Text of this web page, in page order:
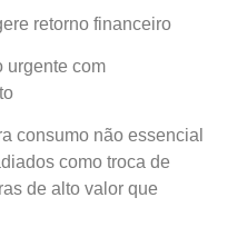
retorno financeiro
urgente com
consumo não essencial
como troca de
de alto valor que